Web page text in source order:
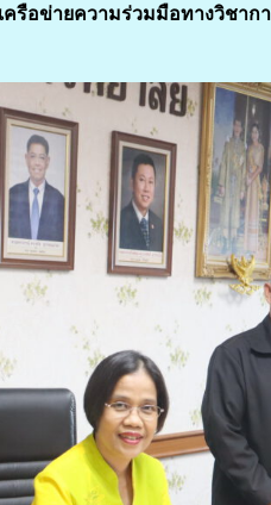
รือข่ายความร่วมมือทางวิชาก